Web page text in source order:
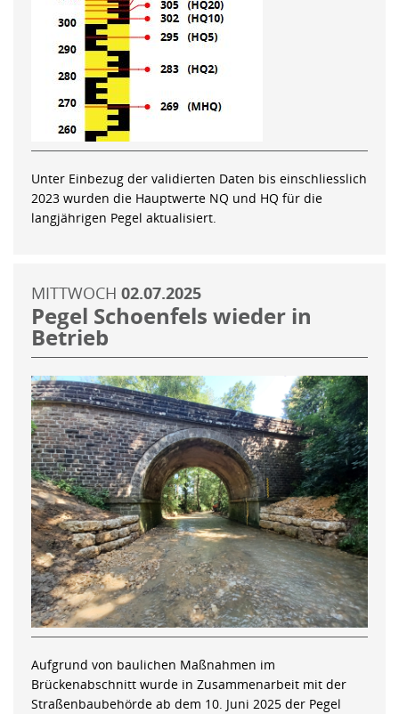
Unter Einbezug der validierten Daten bis einschliesslich
2023 wurden die Hauptwerte NQ und HQ für die
langjährigen Pegel aktualisiert.
MITTWOCH 02.07.2025
Pegel Schoenfels wieder in
Betrieb
Aufgrund von baulichen Maßnahmen im
Brückenabschnitt wurde in Zusammenarbeit mit der
Straßenbaubehörde ab dem 10. Juni 2025 der Pegel